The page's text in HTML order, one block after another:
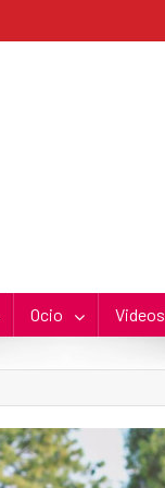
Ocio Videos